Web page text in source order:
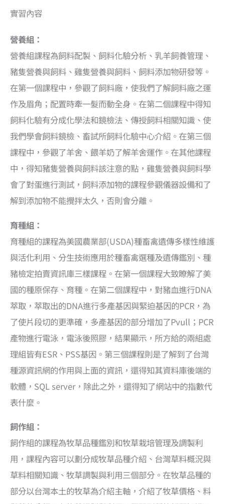
實習內容
營養組：
營養組課程為飼料配製、飼料化驗分析、乳羊飼養管理、
豬隻營養與飼料、雞隻營養與飼料、飼料添加物研發等。
在第一個課程中，參觀了飼料廠，使我們了解飼料廠之運
作及眉角；配置時牽一髮而動全身。在第二個課程中得知
飼料化驗有分成化學法和鏡檢法、傳授飼料相關知識、使
我們學會飼料鏡檢、畜試所飼料化驗中心介紹。在第三個
課程中，參觀了羊舍、餵羊奶了解羊舍運作。在其他課程
中，得知豬隻營養與飼料該注意的點，雞隻營養與飼料學
會了對蛋進行測試，飼料添加物的課程參觀儀器設備和了
解到添加物不能攪拌太久，否則會分離。
育種組：
育種組的課程為美國農業部(USDA)種畜禽遺傳多樣性維護
與活化利用、分生技術應用於種畜禽選種及遺傳鑑別、種
豬檢定拍賣資訊庫三樣課程。在第一個課程大致瞭解了美
國的種原保存、育種。在第二個課程中，對豬血進行DNA
萃取，萃取出的DNA進行多產基因與緊迫基因的PCR，為
了使片段切的更準確，多產基因的部分增加了Pvull；PCR
產物進行電泳，電泳後照膠，結果顯示，所方給的兩組處
理組皆有ESR、PSS基因。第三個課程則是了解到了台灣
種源資訊網的作用與上面的資訊，還得知其資料庫後端的
軟體，SQL server，除此之外，還得知了網站中的指數代
表什麼。
飼作組：
飼作組的課程為牧草品種鑑別和牧草栽培管理及調製利
用，課程內容可以劃分成牧草品種介紹、台灣草料概況與
草料相關知識、牧草調製與利用三個部分。在牧草品種的
部分以台灣本土的牧草為介紹主軸，介紹了牧草價格、料